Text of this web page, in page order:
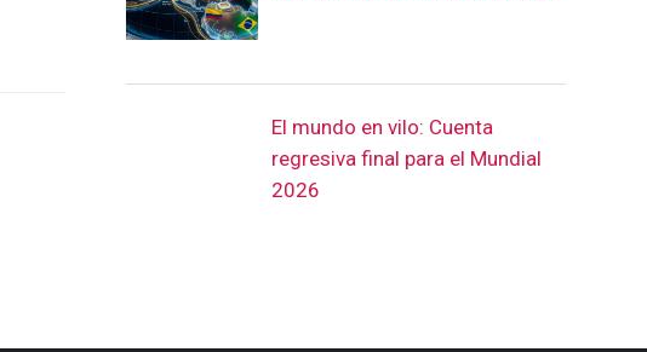
El mundo en vilo: Cuenta
regresiva final para el Mundial
2026